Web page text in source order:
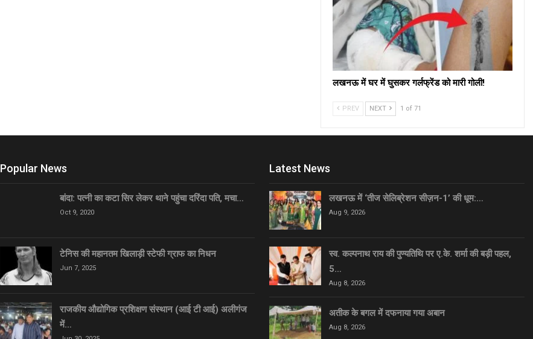
लखनऊ में घर में घुसकर गर्लफ्रेंड को मारी गोली!
PREV NEXT 1 of 71
Popular News
बांदा: पत्नी का कटा सिर लेकर थाने पहुंचा दरिंदा पति, मचा…
Oct 9, 2020
टेनिस की महानतम खिलाड़ी स्टेफी ग्राफ का निधन
Jun 7, 2025
राजकीय औद्योगिक प्रशिक्षण संस्थान (आई टी आई) अलीगंज
में…
Latest News
लखनऊ में ‘तीज सेलिब्रेशन सीज़न-1’ की धूम:…
Aug 9, 2026
स्व. कल्पनाथ राय की पुण्यतिथि पर ए.के. शर्मा की बड़ी पहल,
5…
Aug 8, 2026
अतीक के बगल में दफनाया गया अबान
Aug 8, 2026